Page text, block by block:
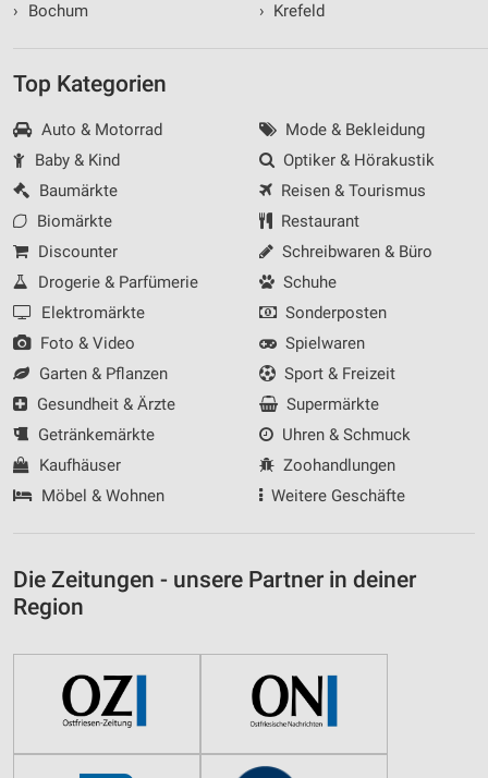
›
Bochum
› Krefeld
Top Kategorien
Auto & Motorrad
Baby & Kind
Baumärkte
Biomärkte
Discounter
Drogerie & Parfümerie
Elektromärkte
Foto & Video
Garten & Pflanzen
Gesundheit & Ärzte
Getränkemärkte
Kaufhäuser
Möbel & Wohnen
Mode & Bekleidung
Optiker & Hörakustik
Reisen & Tourismus
Restaurant
Schreibwaren & Büro
Schuhe
Sonderposten
Spielwaren
Sport & Freizeit
Supermärkte
Uhren & Schmuck
Zoohandlungen
Weitere Geschäfte
Die Zeitungen - unsere Partner in deiner
Region